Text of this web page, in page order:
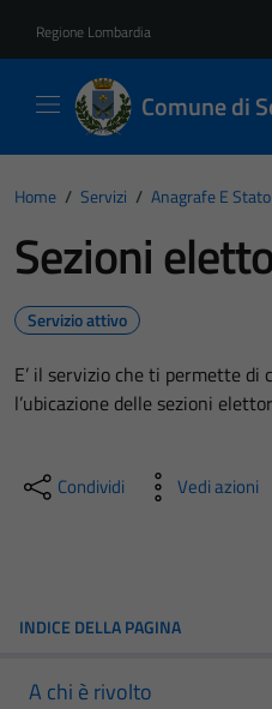
Regione Lombardia
Comune di
Home / Servizi / Anagrafe E
Sezioni
Servizio attivo
E’ il servizio che ti permette di
l’ubicazione delle sezioni
Condividi Vedi azioni
INDICE DELLA PAGINA
A chi è rivolto